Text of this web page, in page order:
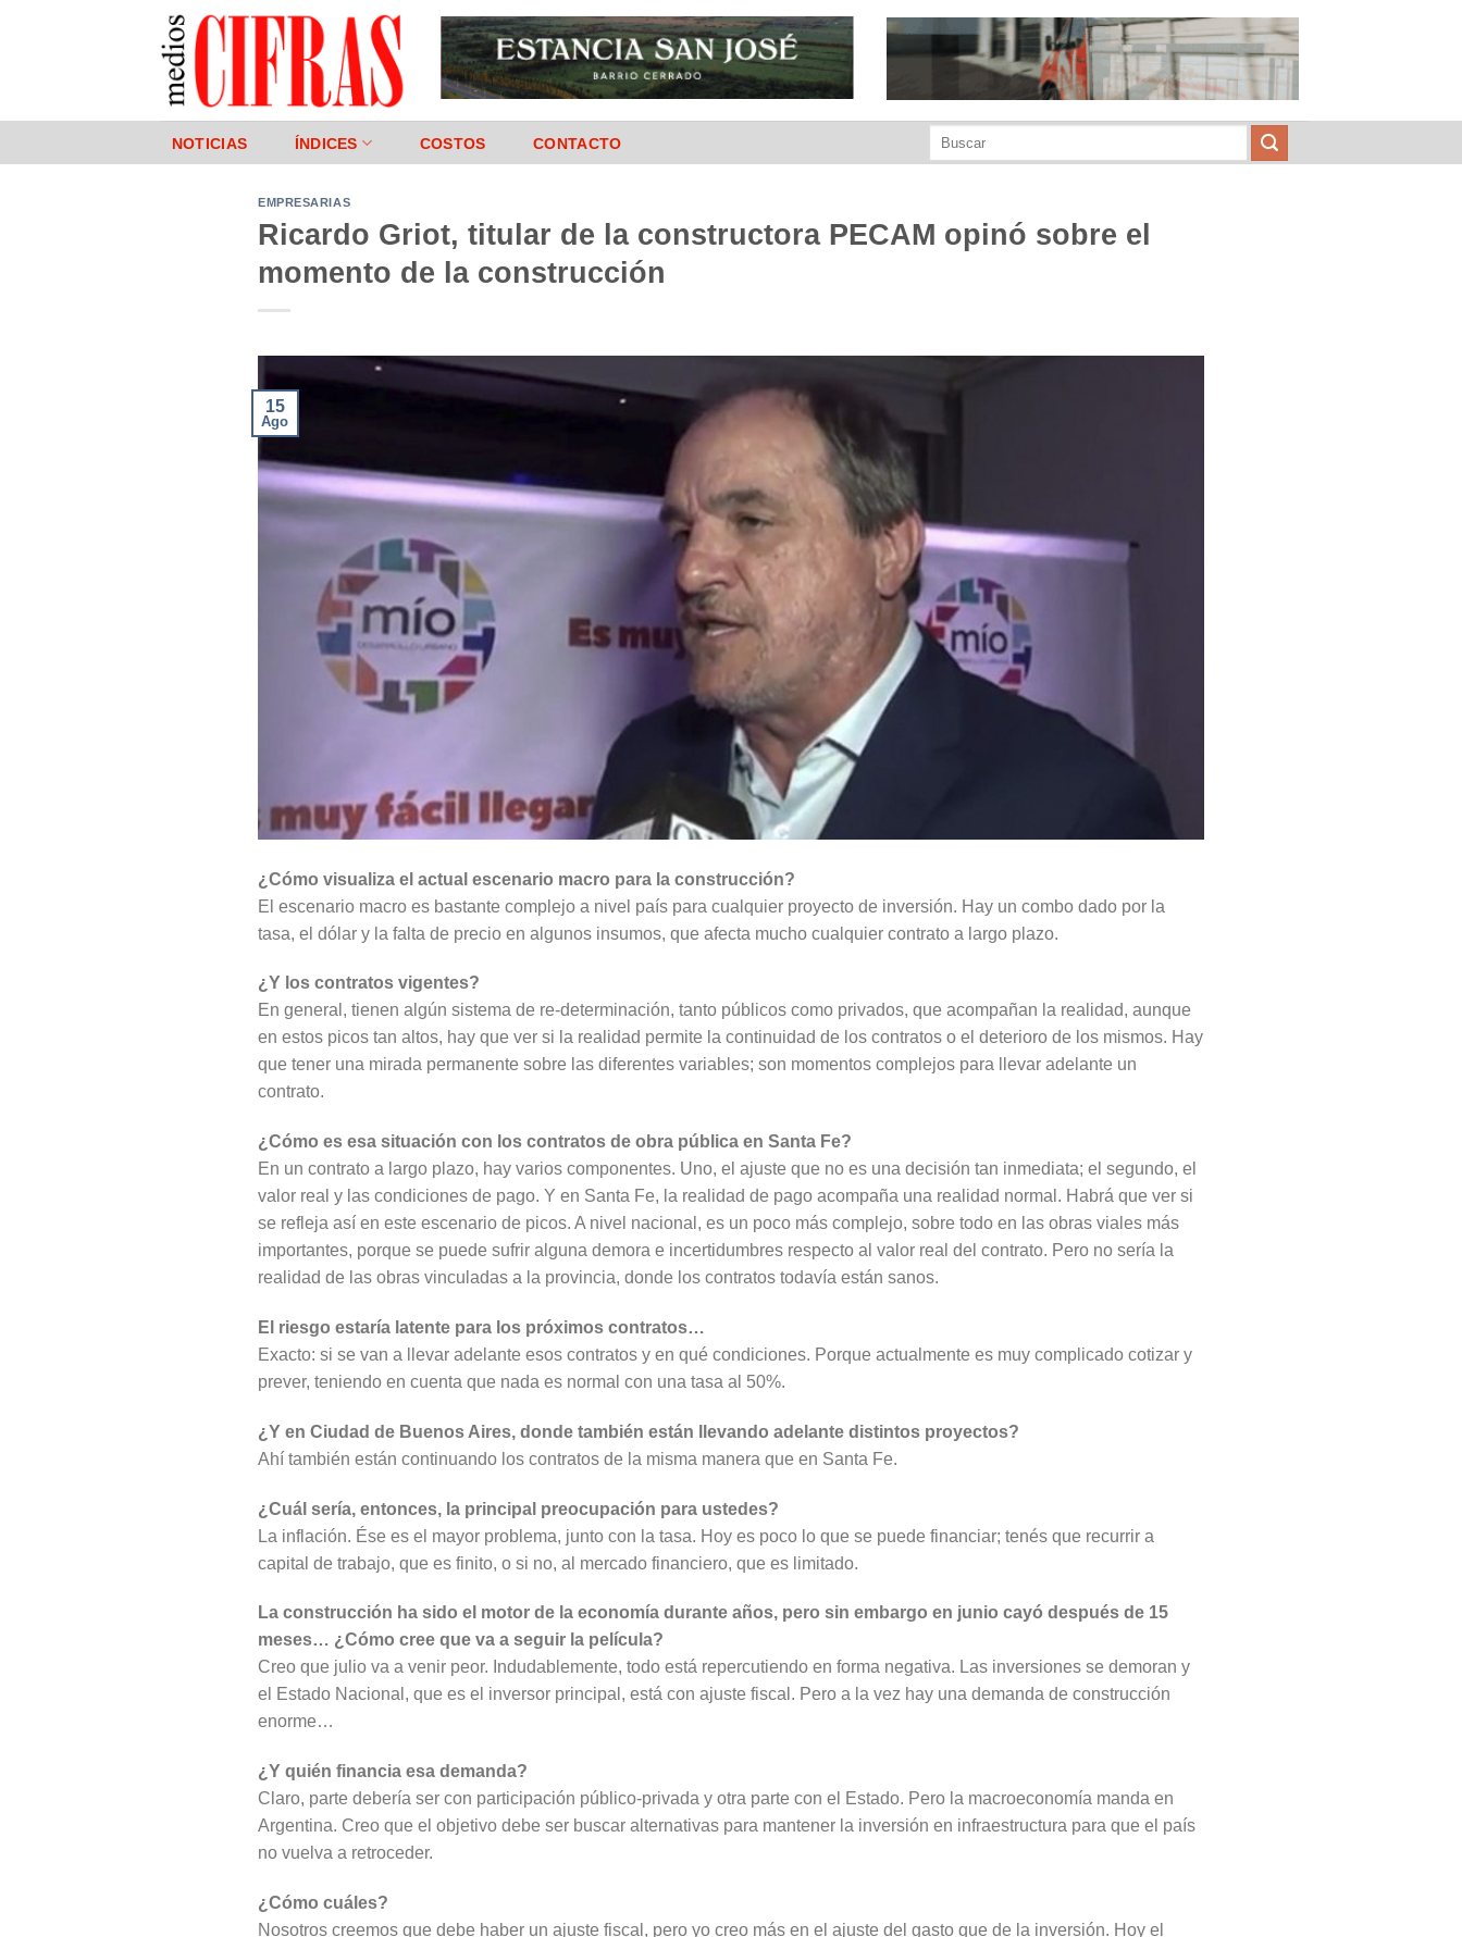
NOTICIAS ÍNDICES COSTOS CONTACTO
EMPRESARIAS
Ricardo Griot, titular de la constructora PECAM opinó sobre el
momento de la construcción
15
Ago
¿Cómo visualiza el actual escenario macro para la construcción?
El escenario macro es bastante complejo a nivel país para cualquier proyecto de inversión. Hay un combo dado por la
tasa, el dólar y la falta de precio en algunos insumos, que afecta mucho cualquier contrato a largo plazo.
¿Y los contratos vigentes?
En general, tienen algún sistema de re-determinación, tanto públicos como privados, que acompañan la realidad, aunque
en estos picos tan altos, hay que ver si la realidad permite la continuidad de los contratos o el deterioro de los mismos. Hay
que tener una mirada permanente sobre las diferentes variables; son momentos complejos para llevar adelante un
contrato.
¿Cómo es esa situación con los contratos de obra pública en Santa Fe?
En un contrato a largo plazo, hay varios componentes. Uno, el ajuste que no es una decisión tan inmediata; el segundo, el
valor real y las condiciones de pago. Y en Santa Fe, la realidad de pago acompaña una realidad normal. Habrá que ver si
se refleja así en este escenario de picos. A nivel nacional, es un poco más complejo, sobre todo en las obras viales más
importantes, porque se puede sufrir alguna demora e incertidumbres respecto al valor real del contrato. Pero no sería la
realidad de las obras vinculadas a la provincia, donde los contratos todavía están sanos.
El riesgo estaría latente para los próximos contratos…
Exacto: si se van a llevar adelante esos contratos y en qué condiciones. Porque actualmente es muy complicado cotizar y
prever, teniendo en cuenta que nada es normal con una tasa al 50%.
¿Y en Ciudad de Buenos Aires, donde también están llevando adelante distintos proyectos?
Ahí también están continuando los contratos de la misma manera que en Santa Fe.
¿Cuál sería, entonces, la principal preocupación para ustedes?
La inflación. Ése es el mayor problema, junto con la tasa. Hoy es poco lo que se puede financiar; tenés que recurrir a
capital de trabajo, que es finito, o si no, al mercado financiero, que es limitado.
La construcción ha sido el motor de la economía durante años, pero sin embargo en junio cayó después de 15
meses… ¿Cómo cree que va a seguir la película?
Creo que julio va a venir peor. Indudablemente, todo está repercutiendo en forma negativa. Las inversiones se demoran y
el Estado Nacional, que es el inversor principal, está con ajuste fiscal. Pero a la vez hay una demanda de construcción
enorme…
¿Y quién financia esa demanda?
Claro, parte debería ser con participación público-privada y otra parte con el Estado. Pero la macroeconomía manda en
Argentina. Creo que el objetivo debe ser buscar alternativas para mantener la inversión en infraestructura para que el país
no vuelva a retroceder.
¿Cómo cuáles?
Nosotros creemos que debe haber un ajuste fiscal, pero yo creo más en el ajuste del gasto que de la inversión. Hoy el